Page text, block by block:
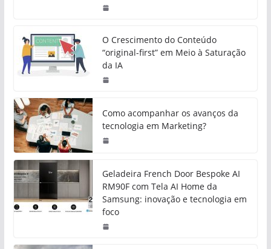
O Crescimento do Conteúdo
“original-first” em Meio à Saturação
da IA
Como acompanhar os avanços da
tecnologia em Marketing?
Geladeira French Door Bespoke AI
RM90F com Tela AI Home da
Samsung: inovação e tecnologia em
foco